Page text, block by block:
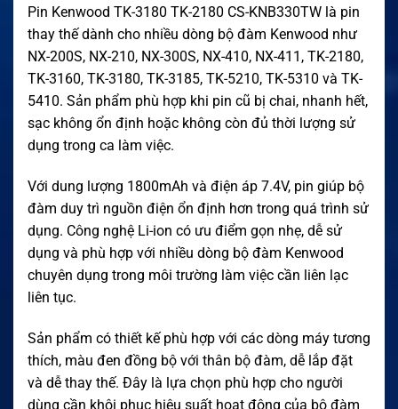
Pin Kenwood TK-3180 TK-2180 CS-KNB330TW là pin
thay thế dành cho nhiều dòng bộ đàm Kenwood như
NX-200S, NX-210, NX-300S, NX-410, NX-411, TK-2180,
TK-3160, TK-3180, TK-3185, TK-5210, TK-5310 và TK-
5410. Sản phẩm phù hợp khi pin cũ bị chai, nhanh hết,
sạc không ổn định hoặc không còn đủ thời lượng sử
dụng trong ca làm việc.
Với dung lượng 1800mAh và điện áp 7.4V, pin giúp bộ
đàm duy trì nguồn điện ổn định hơn trong quá trình sử
dụng. Công nghệ Li-ion có ưu điểm gọn nhẹ, dễ sử
dụng và phù hợp với nhiều dòng bộ đàm Kenwood
chuyên dụng trong môi trường làm việc cần liên lạc
liên tục.
Sản phẩm có thiết kế phù hợp với các dòng máy tương
thích, màu đen đồng bộ với thân bộ đàm, dễ lắp đặt
và dễ thay thế. Đây là lựa chọn phù hợp cho người
dùng cần khôi phục hiệu suất hoạt động của bộ đàm